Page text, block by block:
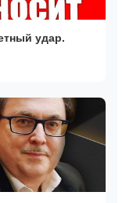
удар.